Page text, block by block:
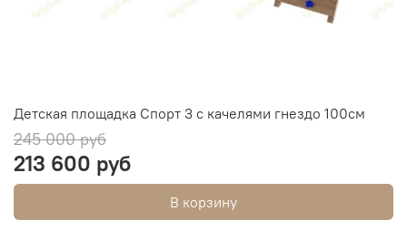
Детская площадка Спорт 3 с качелями гнездо 100см
245 000 руб
213 600 руб
В корзину